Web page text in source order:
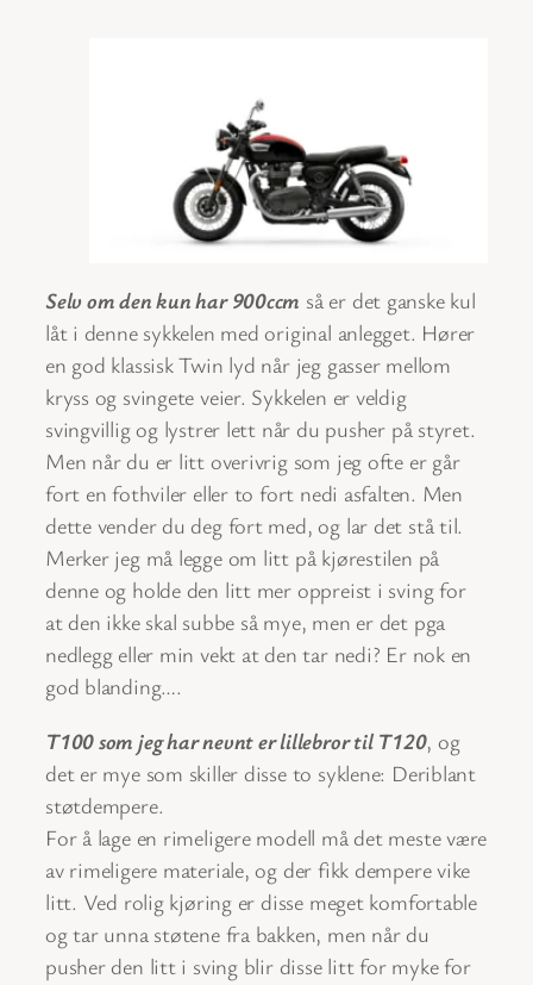
Selv om den kun har 900ccm så er det ganske kul
låt i denne sykkelen med original anlegget. Hører
en god klassisk Twin lyd når jeg gasser mellom
kryss og svingete veier. Sykkelen er veldig
svingvillig og lystrer lett når du pusher på styret.
Men når du er litt overivrig som jeg ofte er går
fort en fothviler eller to fort nedi asfalten. Men
dette vender du deg fort med, og lar det stå til.
Merker jeg må legge om litt på kjørestilen på
denne og holde den litt mer oppreist i sving for
at den ikke skal subbe så mye, men er det pga
nedlegg eller min vekt at den tar nedi? Er nok en
god blanding….
T100 som jeg har nevnt er lillebror til T120, og
det er mye som skiller disse to syklene: Deriblant
støtdempere.
For å lage en rimeligere modell må det meste være
av rimeligere materiale, og der fikk dempere vike
litt. Ved rolig kjøring er disse meget komfortable
og tar unna støtene fra bakken, men når du
pusher den litt i sving blir disse litt for myke for